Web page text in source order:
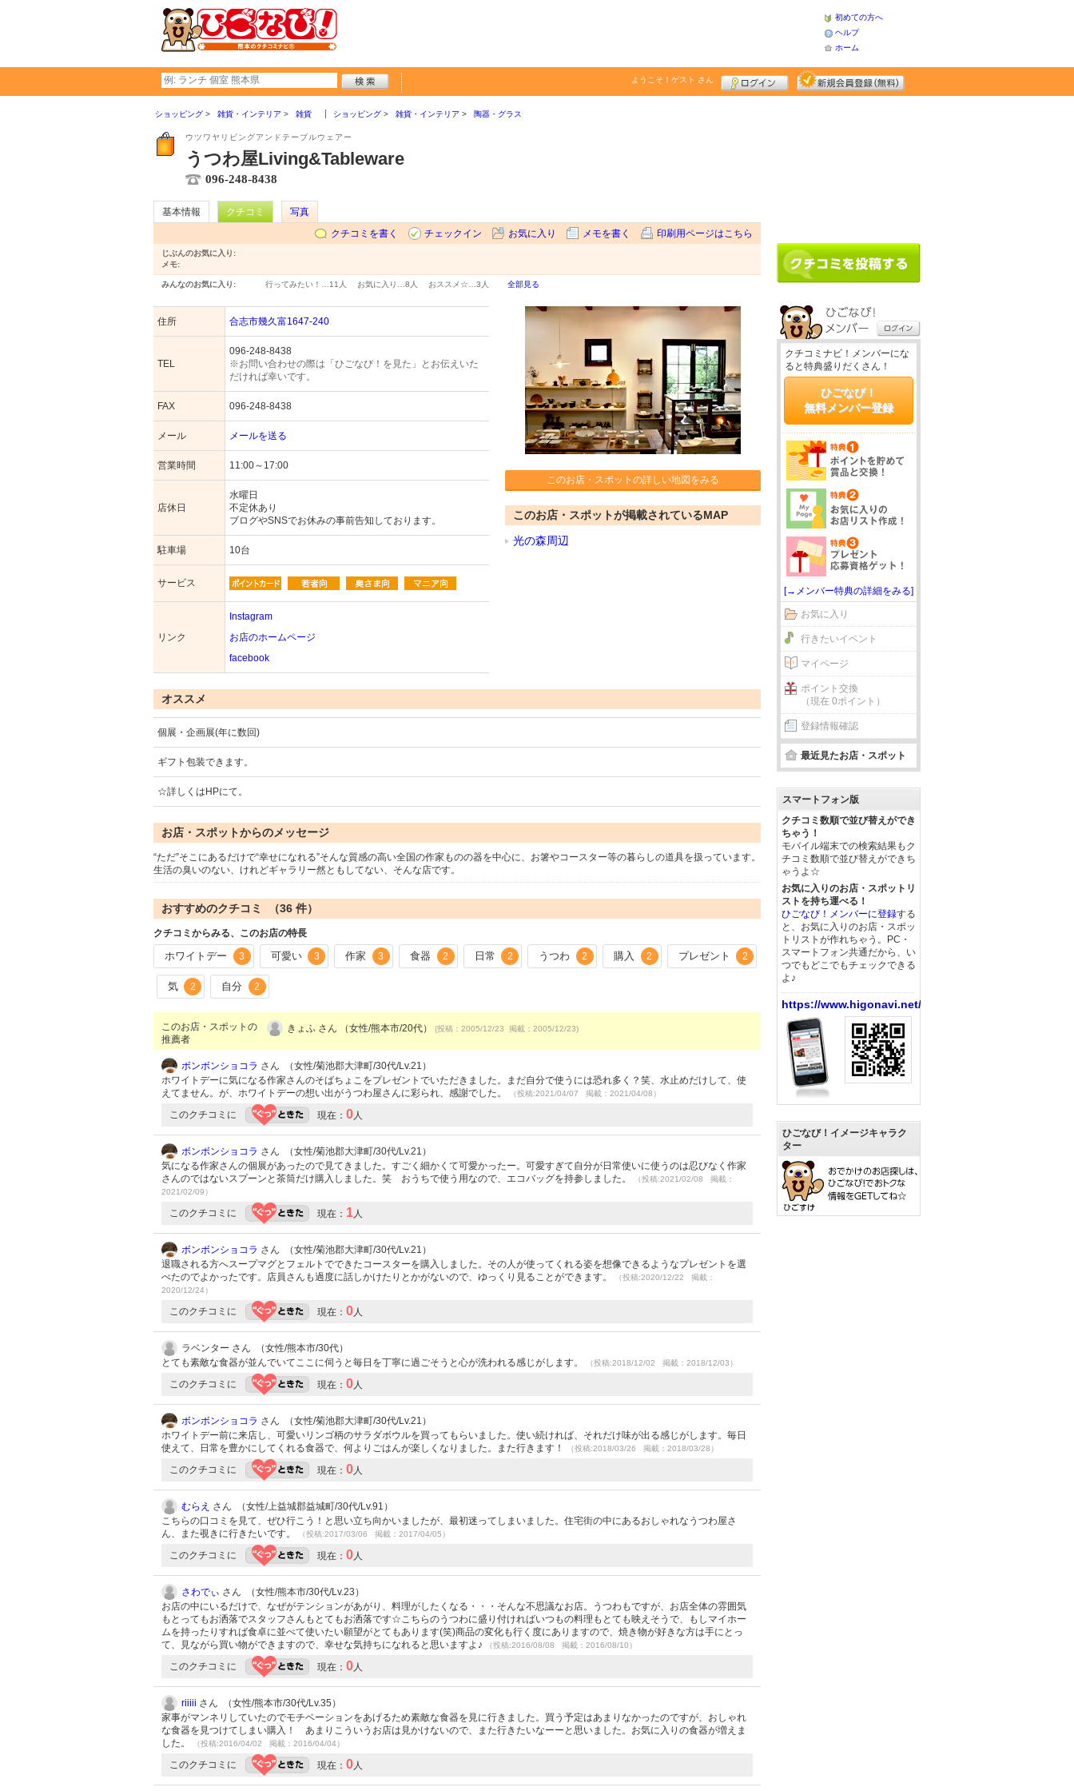
初めての方へ
ヘルプ
ホーム
ようこそ！ ゲスト さん
ショッピング 雑貨・インテリア 雑貨 ショッピング 雑貨・インテリア 陶器・グラス
ウツワヤリビングアンドテーブルウェアー
うつわ屋Living&Tableware
096-248-8438
基本情報 クチコミ
写真
クチコミを書く
チェックイン お気に入り メモを書く 印刷用ページはこちら
じぶんのお気に入り:
メモ:
みんなのお気に入り: 行ってみたい！… 11人 お気に入り… 8人 おススメ☆… 3人 全部見る
住所 合志市幾久富1647-240
TEL
096-248-8438
※お問い合わせの際は「ひごなび！を見た」とお伝えいた
だければ幸いです。
FAX 096-248-8438
メール メールを送る
営業時間 11:00～17:00
店休日
水曜日
不定休あり
ブログやSNSでお休みの事前告知しております。
駐車場 10台
サービス
リンク
Instagram
お店のホームページ
facebook
このお店・スポットの詳しい地図をみる
このお店・スポットが掲載されているMAP
光の森周辺
オススメ
個展・企画展(年に数回)
ギフト包装できます。
☆詳しくはHPにて。
お店・スポットからのメッセージ
“ただ”そこにあるだけで“幸せになれる”そんな質感の高い全国の作家ものの器を中心に、お箸やコースター等の暮らしの道具を扱っています。
生活の臭いのない、けれどギャラリー然ともしてない、そんな店です。
おすすめのクチコミ （36 件）
クチコミからみる、このお店の特長
ホワイトデー 3 可愛い 3 作家 3 食器 2 日常 2 うつわ 2 購入 2 プレゼント 2
気 2 自分 2
このお店・スポットの
推薦者
きょふ さん （女性/熊本市/20代） (投稿：2005/12/23 掲載：2005/12/23)
ボンボンショコラ さん （女性/菊池郡大津町/30代/Lv.21）
ホワイトデーに気になる作家さんのそばちょこをプレゼントでいただきました。まだ自分で使うには恐れ多く？笑、水止めだけして、使
えてません。が、ホワイトデーの想い出がうつわ屋さんに彩られ、感謝でした。
（投稿:2021/04/07 掲載：2021/04/08）
このクチコミに 現在： 0人
ボンボンショコラ さん （女性/菊池郡大津町/30代/Lv.21）
気になる作家さんの個展があったので見てきました。すごく細かくて可愛かったー。可愛すぎて自分が日常使いに使うのは忍びなく作家
さんのではないスプーンと茶筒だけ購入しました。笑 おうちで使う用なので、エコバッグを持参しました。
（投稿:2021/02/08 掲載：
2021/02/09）
このクチコミに 現在： 1人
ボンボンショコラ さん （女性/菊池郡大津町/30代/Lv.21）
退職される方へスープマグとフェルトでできたコースターを購入しました。その人が使ってくれる姿を想像できるようなプレゼントを選
べたのでよかったです。店員さんも過度に話しかけたりとかがないので、ゆっくり見ることができます。
（投稿:2020/12/22 掲載：
2020/12/24）
このクチコミに 現在： 0人
ラベンター さん （女性/熊本市/30代）
とても素敵な食器が並んでいてここに伺うと毎日を丁寧に過ごそうと心が洗われる感じがします。
（投稿:2018/12/02 掲載：2018/12/03）
このクチコミに 現在： 0人
ボンボンショコラ さん （女性/菊池郡大津町/30代/Lv.21）
ホワイトデー前に来店し、可愛いリンゴ柄のサラダボウルを買ってもらいました。使い続ければ、それだけ味が出る感じがします。毎日
使えて、日常を豊かにしてくれる食器で、何よりごはんが楽しくなりました。また行きます！
（投稿:2018/03/26 掲載：2018/03/28）
このクチコミに 現在： 0人
むらえ さん （女性/上益城郡益城町/30代/Lv.91）
こちらの口コミを見て、ぜひ行こう！と思い立ち向かいましたが、最初迷ってしまいました。住宅街の中にあるおしゃれなうつわ屋さ
ん、また覗きに行きたいです。
（投稿:2017/03/06 掲載：2017/04/05）
このクチコミに 現在： 0人
さわでぃ さん （女性/熊本市/30代/Lv.23）
お店の中にいるだけで、なぜがテンションがあがり、料理がしたくなる・・・そんな不思議なお店。うつわもですが、お店全体の雰囲気
もとってもお洒落でスタッフさんもとてもお洒落です☆こちらのうつわに盛り付ければいつもの料理もとても映えそうで、もしマイホー
ムを持ったりすれば食卓に並べて使いたい願望がとてもあります(笑)商品の変化も行く度にありますので、焼き物が好きな方は手にとっ
て、見ながら買い物ができますので、幸せな気持ちになれると思いますよ♪
（投稿:2016/08/08 掲載：2016/08/10）
このクチコミに 現在： 0人
riiiii さん （女性/熊本市/30代/Lv.35）
家事がマンネリしていたのでモチベーションをあげるため素敵な食器を見に行きました。買う予定はあまりなかったのですが、おしゃれ
な食器を見つけてしまい購入！ あまりこういうお店は見かけないので、また行きたいなーーと思いました。お気に入りの食器が増えま
した。
（投稿:2016/04/02 掲載：2016/04/04）
このクチコミに 現在： 0人
クチコミナビ！メンバーにな
ると特典盛りだくさん！
ひごなび！
無料メンバー登録
[→メンバー特典の詳細をみる]
お気に入り
行きたいイベント
マイページ
ポイント交換
（現在 0ポイント）
登録情報確認
最近見たお店・スポット
スマートフォン版
クチコミ数順で並び替えができ
ちゃう！
モバイル端末での検索結果もク
チコミ数順で並び替えができち
ゃうよ☆
お気に入りのお店・スポットリ
ストを持ち運べる！
ひごなび！メンバーに登録する
と、お気に入りのお店・スポッ
トリストが作れちゃう。PC・
スマートフォン共通だから、い
つでもどこでもチェックできる
よ♪
https://www.higonavi.net/
ひごなび！イメージキャラク
ター